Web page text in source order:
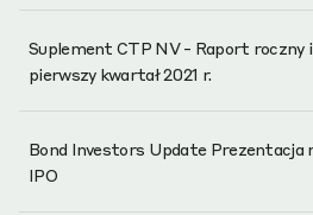
Suplement CTP NV - Raport roczny
pierwszy kwartał 2021 r.
Bond Investors Update Prezentacja
IPO